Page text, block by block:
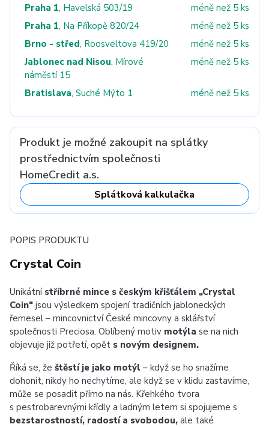
Praha 1, Havelská 503/19
méně než 5 ks
Praha 1, Na Příkopě 820/24
méně než 5 ks
Brno - střed, Roosveltova 419/20
méně než 5 ks
Jablonec nad Nisou, Mírové
náměstí 15
méně než 5 ks
Bratislava, Suché Mýto 1 méně než 5 ks
Produkt je možné zakoupit na splátky
prostřednictvím společnosti
HomeCredit a.s.
Splátková kalkulačka
POPIS PRODUKTU
Crystal Coin
Unikátní stříbrné mince s českým křišťálem „Crystal
Coin“ jsou výsledkem spojení tradičních jabloneckých
řemesel – mincovnictví České mincovny a sklářství
společnosti Preciosa. Oblíbený motiv motýla se na nich
objevuje již potřetí, opět s novým designem.
Říká se, že štěstí je jako motýl – když se ho snažíme
dohonit, nikdy ho nechytíme, ale když se v klidu zastavíme,
může se posadit přímo na nás. Křehkého tvora
s pestrobarevnými křídly a ladným letem si spojujeme s
bezstarostností, radostí a svobodou, ale také